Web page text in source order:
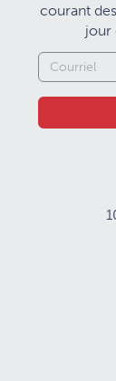
courant
jour